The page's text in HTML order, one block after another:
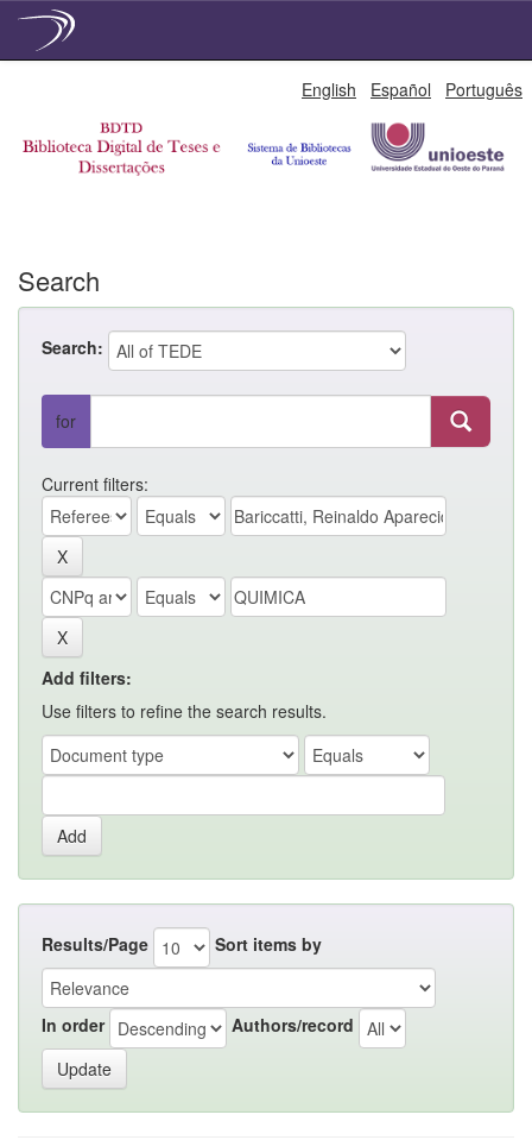
English Español Português
Search
Search:
for
Current filters:
Add filters:
Use filters to refine the search results.
Results/Page Sort items by
In order Authors/record